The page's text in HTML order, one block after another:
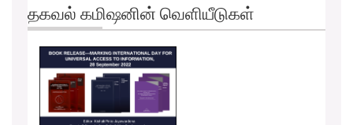
தகவல் கமிஷனின் வெளியீடுகள்